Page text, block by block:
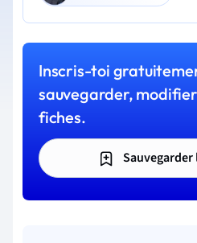
Inscris-toi
sauvegarder,
fiches.